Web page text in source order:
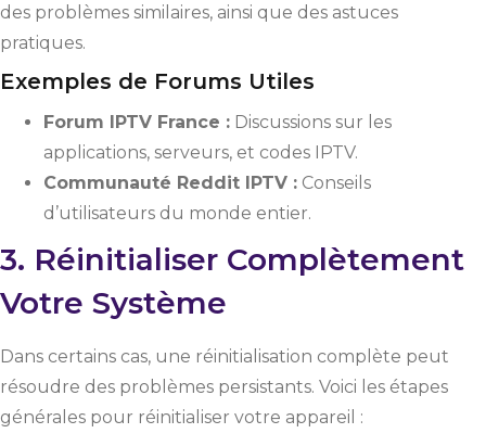
des problèmes similaires, ainsi que des astuces
pratiques.
Exemples de Forums Utiles
Forum IPTV France : Discussions sur les
applications, serveurs, et codes IPTV.
Communauté Reddit IPTV : Conseils
d’utilisateurs du monde entier.
3. Réinitialiser Complètement
Votre Système
Dans certains cas, une réinitialisation complète peut
résoudre des problèmes persistants. Voici les étapes
générales pour réinitialiser votre appareil :